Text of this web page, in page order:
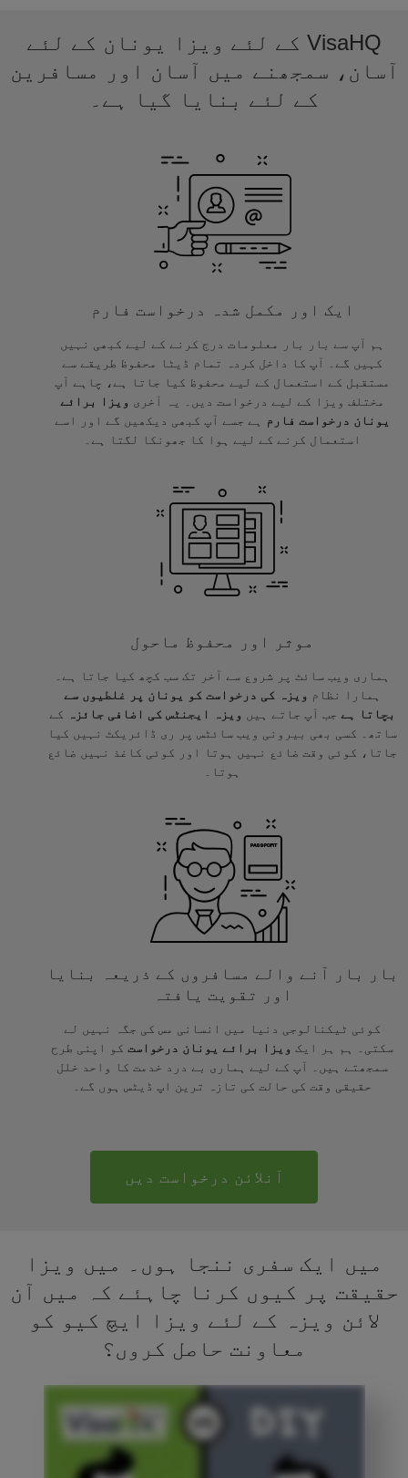
VisaHQ کے لئے ویزا یونان کے لئے
آسان، سمجھنے میں آسان اور مسافرین
کے لئے بنایا گیا ہے۔
ایک اور مکمل شدہ درخواست فارم
ہم آپ سے بار بار معلومات درج کرنے کے لیے کبھی نہیں
کہیں گے۔ آپ کا داخل کردہ تمام ڈیٹا محفوظ طریقے سے
مستقبل کے استعمال کے لیے محفوظ کیا جاتا ہے، چاہے آپ
مختلف ویزا کے لیے درخواست دیں۔ یہ آخری ویزا برائے
یونان درخواست فارم
ہے جسے آپ کبھی دیکھیں گے اور اسے
استعمال کرنے کے لیے ہوا کا جھونکا لگتا ہے۔
موثر اور محفوظ ماحول
ہماری ویب سائٹ پر شروع سے آخر تک سب کچھ کیا جاتا ہے۔
ہمارا نظام ویزہ کی درخواست کو یونان پر غلطیوں سے
بچاتا ہے جب آپ جاتے ہیں ویزہ ایجنٹس کی اضافی جائزہ
کے
ساتھ۔ کسی بھی بیرونی ویب سائٹس پر ری ڈائریکٹ نہیں کیا
جاتا، کوئی وقت ضائع نہیں ہوتا اور کوئی کاغذ نہیں ضائع
ہوتا۔
بار بار آنے والے مسافروں کے ذریعہ بنایا
اور تقویت یافتہ
کوئی ٹیکنالوجی دنیا میں انسانی مس کی جگہ نہیں لے
سکتی۔ ہم ہر ایک ویزا برائے یونان درخواست کو اپنی طرح
سمجھتے ہیں۔ آپ کے لیے ہماری بے درد خدمت کا واحد خلل
حقیقی وقت کی حالت کی تازہ ترین اپ ڈیٹس ہوں گے۔
آنلائن درخواست دیں
میں ایک سفری ننجا ہوں۔ میں ویزا
حقیقت پر کیوں کرنا چاہئے کہ میں آن
لائن ویزہ کے لئے ویزا ایچ کیو کو
معاونت حاصل کروں؟